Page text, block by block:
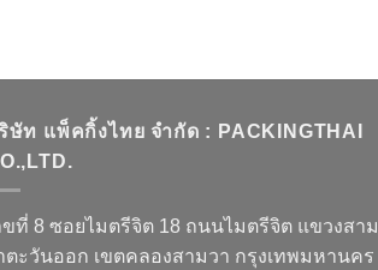
ษัท แพ็คกิ้งไทย จำกัด : PACKINGTHAI
ขที่ 8 ซอยไมตรีจิต 18 ถนนไมตรีจิต แขวงสาม
ตะวันออก เขตคลองสามวา กรุงเทพมหานคร